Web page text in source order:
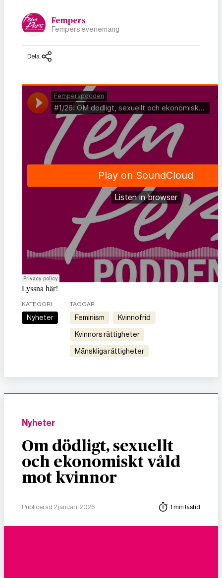
Fempers
Fempers evenemang
Dela
Lyssna här!
KATEGORI
Nyheter
TAGGAR
feminism kvinnofrid
kvinnors rättigheter
mänskliga rättigheter
Nyheter
Om dödligt, sexuellt
och ekonomiskt våld
mot kvinnor
Publicerad 2 januari, 2026 1 min lästid